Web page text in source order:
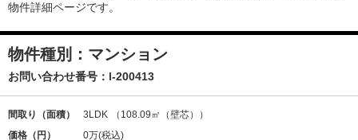
物件詳細ページです。
物件種別：マンション
お問い合わせ番号： l-200413
間取り（面積） 3LDK
（108.09㎡（壁芯））
価格（円）
0万(税込)